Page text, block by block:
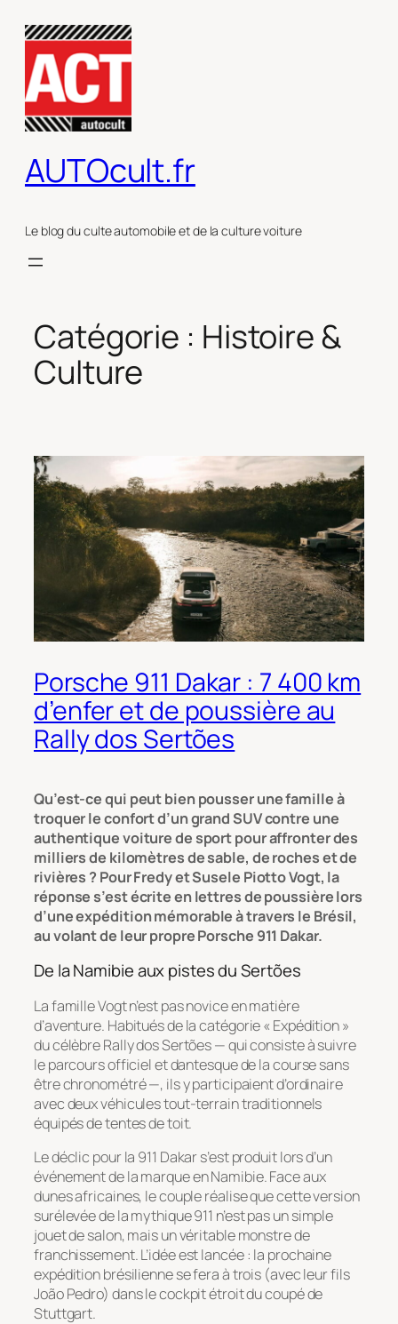
contenu
AUTOcult.fr
Le blog du culte automobile et de la culture voiture
Catégorie : Histoire &
Culture
Porsche 911 Dakar : 7 400 km
d’enfer et de poussière au
Rally dos Sertões
Qu’est-ce qui peut bien pousser une famille à
troquer le confort d’un grand SUV contre une
authentique voiture de sport pour affronter des
milliers de kilomètres de sable, de roches et de
rivières ? Pour Fredy et Susele Piotto Vogt, la
réponse s’est écrite en lettres de poussière lors
d’une expédition mémorable à travers le Brésil,
au volant de leur propre Porsche 911 Dakar.
De la Namibie aux pistes du Sertões
La famille Vogt n’est pas novice en matière
d’aventure. Habitués de la catégorie « Expédition »
du célèbre Rally dos Sertões — qui consiste à suivre
le parcours officiel et dantesque de la course sans
être chronométré —, ils y participaient d’ordinaire
avec deux véhicules tout-terrain traditionnels
équipés de tentes de toit.
Le déclic pour la 911 Dakar s’est produit lors d’un
événement de la marque en Namibie. Face aux
dunes africaines, le couple réalise que cette version
surélevée de la mythique 911 n’est pas un simple
jouet de salon, mais un véritable monstre de
franchissement. L’idée est lancée : la prochaine
expédition brésilienne se fera à trois (avec leur fils
João Pedro) dans le cockpit étroit du coupé de
Stuttgart.